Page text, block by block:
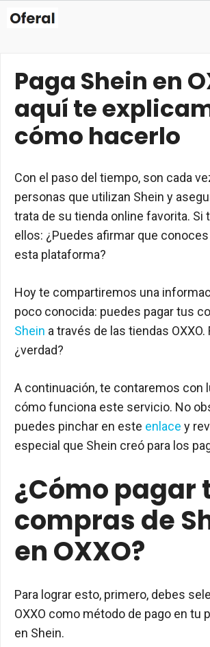
Saltar
Paga Shein en
aquí te
cómo hacerlo
Con el paso del tiempo, son cada
personas que utilizan Shein y
trata de su tienda online favorita. Si
ellos: ¿Puedes afirmar que
esta plataforma?
Hoy te compartiremos una
poco conocida: puedes pagar tus
Shein a través de las tiendas OXXO.
¿verdad?
A continuación, te contaremos con
cómo funciona este servicio. No
puedes pinchar en este enlace y
especial que Shein creó para los
¿Cómo pagar
compras de
en OXXO?
Para lograr esto, primero, debes
OXXO como método de pago en tu
en Shein.